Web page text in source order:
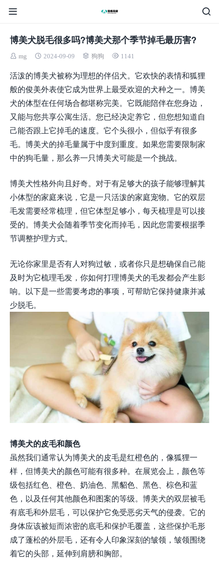
博美犬脱毛很多吗?博美犬那个季节掉毛最历害?
mg 2024-09-09 狗狗 1141
活泼的博美犬被称为理想的伴侣犬。它欢快的表情和狐狸
般的俊美外表使它成为世界上最受欢迎的犬种之一。博美
犬的体型在任何场合都堪称完美。它既能陪伴在您身边，
又能与您共享公寓生活。您已经决定养它，但您想知道自
己能否跟上它掉毛的速度。它个头很小，但似乎有很多
毛。博美犬的掉毛量属于中度到重度。如果您需要限制家
中的狗毛量，那么养一只博美犬可能是一个挑战。
博美犬性格外向且好奇。对于有足够大的孩子能够理解其
小体型的家庭来说，它是一只活泼的家庭宠物。它的双层
毛发需要经常梳理，但它体型足够小，每天梳理是可以接
受的。博美犬会随着季节变化而掉毛，因此您需要根据季
节调整护理方式。
无论你家里是否有人对狗过敏，或者你只是想确保自己能
及时为它梳理毛发，你如何打理博美犬的毛发都会产生影
响。以下是一些需要考虑的事项，可帮助它保持健康并减
少脱毛。
博美犬的皮毛和颜色
虽然我们通常认为博美犬的皮毛是红橙色的，像狐狸一
样，但博美犬的颜色可能有很多种。在展览会上，颜色等
级包括红色、橙色、奶油色、黑貂色、黑色、棕色和蓝
色，以及任何其他颜色和图案的等级。博美犬的双层被毛
有底毛和外层毛，可以保护它免受恶劣天气的侵袭。它的
身体应该被短而浓密的底毛和保护毛覆盖，这些保护毛形
成了蓬松的外层毛，还有令人印象深刻的皱领，皱领围绕
着它的头部，延伸到肩膀和胸部。